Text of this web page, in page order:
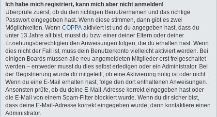
Ich habe mich registriert, kann mich aber nicht anmelden!
Überprüfe zuerst, ob du den richtigen Benutzernamen und das richtige
Passwort eingegeben hast. Wenn diese stimmen, dann gibt es zwei
Möglichkeiten. Wenn COPPA aktiviert ist und du angegeben hast, dass du
unter 13 Jahre alt bist, musst du bzw. einer deiner Eltern oder deiner
Erziehungsberechtigten den Anweisungen folgen, die du erhalten hast. Wenn
dies nicht der Fall ist, muss dein Benutzerkonto vielleicht aktiviert werden. Bei
einigen Boards müssen alle neu angemeldeten Mitglieder erst freigeschaltet
werden – entweder musst du dies selbst erledigen oder ein Administrator. Bei
der Registrierung wurde dir mitgeteilt, ob eine Aktivierung nötig ist oder nicht.
Wenn du eine E-Mail erhalten hast, folge den dort enthaltenen Anweisungen.
Ansonsten prüfe, ob du deine E-Mail-Adresse korrekt eingegeben hast oder
die E-Mail von einem Spam-Filter blockiert wurde. Wenn du dir sicher bist,
dass deine E-Mail-Adresse korrekt eingegeben wurde, dann kontaktiere einen
Administrator.